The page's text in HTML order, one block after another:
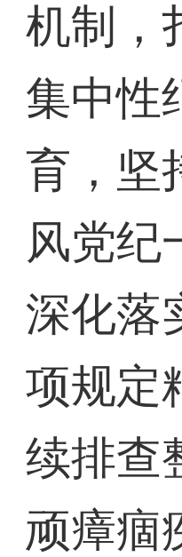
机制，
集中性
育，坚
风党纪
深化落
项规定
续排查
顽瘴痼